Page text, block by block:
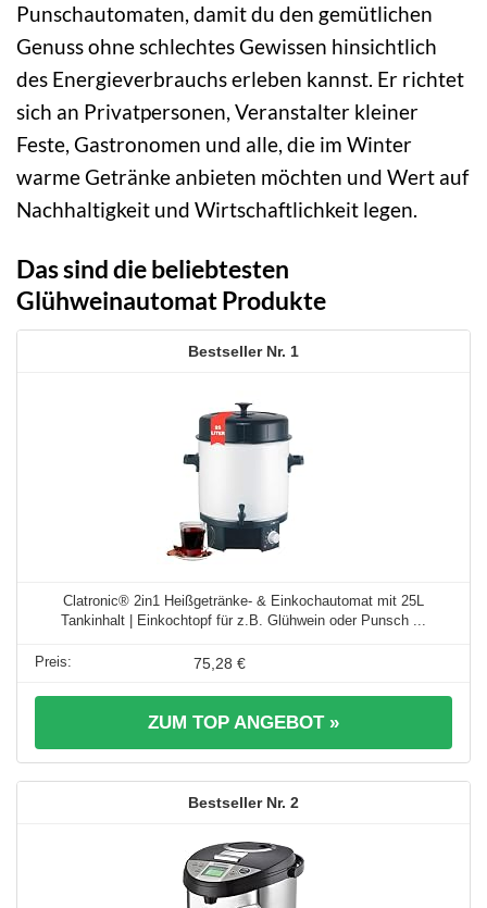
Punschautomaten, damit du den gemütlichen
Genuss ohne schlechtes Gewissen hinsichtlich
des Energieverbrauchs erleben kannst. Er richtet
sich an Privatpersonen, Veranstalter kleiner
Feste, Gastronomen und alle, die im Winter
warme Getränke anbieten möchten und Wert auf
Nachhaltigkeit und Wirtschaftlichkeit legen.
Das sind die beliebtesten
Glühweinautomat Produkte
1
Clatronic® 2in1 Heißgetränke- & Einkochautomat mit 25L
Tankinhalt | Einkochtopf für z.B. Glühwein oder Punsch ...
75,28 €
ZUM TOP ANGEBOT »
2